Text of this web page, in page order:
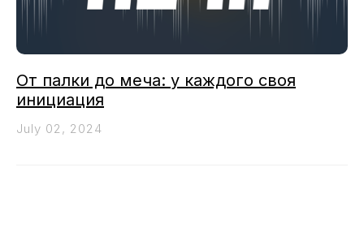
От палки до меча: у каждого своя
инициация
July 02, 2024